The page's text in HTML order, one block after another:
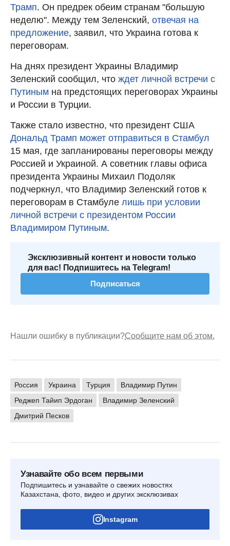
Трамп. Он предрек обеим странам "большую
неделю". Между тем Зеленский, отвечая на
предложение, заявил, что Украина готова к
переговорам.
На днях президент Украины Владимир
Зеленский сообщил, что ждет личной встречи с
Путиным на предстоящих переговорах Украины
и России в Турции.
Также стало известно, что президент США
Дональд Трамп может отправиться в Стамбул
15 мая, где запланированы переговоры между
Россией и Украиной. А советник главы офиса
президента Украины Михаил Подоляк
подчеркнул, что Владимир Зеленский готов к
переговорам в Стамбуле лишь при условии
личной встречи с президентом России
Владимиром Путиным.
Эксклюзивный контент и новости только
для вас! Подпишитесь на Telegram!
Подписаться
Нашли ошибку в публикации?Сообщите нам об этом.
Россия Украина Турция
Владимир Путин
Реджеп Тайип Эрдоган
Владимир Зеленский
Дмитрий Песков
Узнавайте обо всем первыми
Подпишитесь и узнавайте о свежих новостях
Казахстана, фото, видео и других эксклюзивах
Instagram